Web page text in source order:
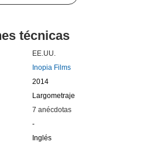
técnicas
EE.UU.
Inopia Films
2014
Largometraje
7 anécdotas
-
Inglés